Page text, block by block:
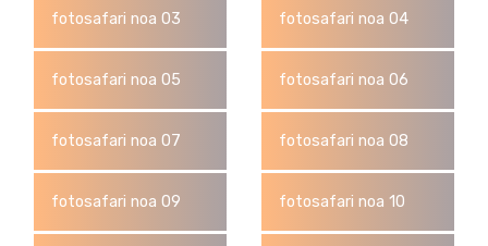
fotosafari noa 03 fotosafari noa 04
fotosafari noa 05 fotosafari noa 06
fotosafari noa 07 fotosafari noa 08
fotosafari noa 09 fotosafari noa 10